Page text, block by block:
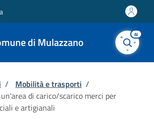
di Mulazzano
AI
pane
/ Mobilità e trasporti /
di carico/scarico merci per
e artigianali